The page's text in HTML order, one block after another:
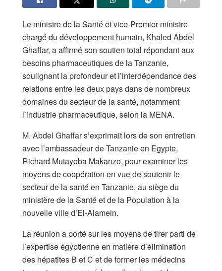
Le ministre de la Santé et vice-Premier ministre
chargé du développement humain, Khaled Abdel
Ghaffar, a affirmé son soutien total répondant aux
besoins pharmaceutiques de la Tanzanie,
soulignant la profondeur et l’interdépendance des
relations entre les deux pays dans de nombreux
domaines du secteur de la santé, notamment
l’industrie pharmaceutique, selon la MENA.
M. Abdel Ghaffar s’exprimait lors de son entretien
avec l’ambassadeur de Tanzanie en Egypte,
Richard Mutayoba Makanzo, pour examiner les
moyens de coopération en vue de soutenir le
secteur de la santé en Tanzanie, au siège du
ministère de la Santé et de la Population à la
nouvelle ville d’El-Alamein.
La réunion a porté sur les moyens de tirer parti de
l’expertise égyptienne en matière d’élimination
des hépatites B et C et de former les médecins